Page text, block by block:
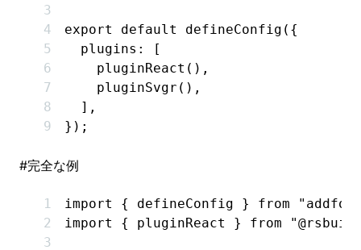
export default defineConfig ({
  plugins
:
[
    pluginReact
() ,
    pluginSvgr
() ,
  ]
,
});
#完全な例
import { defineConfig } from
import
{ pluginReact } from